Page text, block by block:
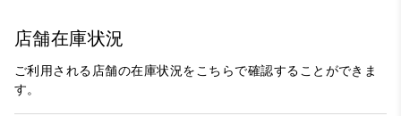
店舗在庫状況
ご利用される店舗の在庫状況をこちらで確認することができま
す。